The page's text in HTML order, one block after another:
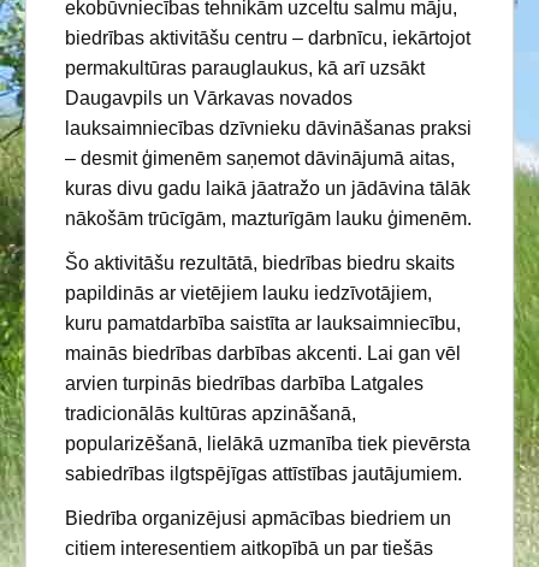
ekobūvniecības tehnikām uzceltu salmu māju,
biedrības aktivitāšu centru – darbnīcu, iekārtojot
permakultūras parauglaukus, kā arī uzsākt
Daugavpils un Vārkavas novados
lauksaimniecības dzīvnieku dāvināšanas praksi
– desmit ģimenēm saņemot dāvinājumā aitas,
kuras divu gadu laikā jāatražo un jādāvina tālāk
nākošām trūcīgām, mazturīgām lauku ģimenēm.
Šo aktivitāšu rezultātā, biedrības biedru skaits
papildinās ar vietējiem lauku iedzīvotājiem,
kuru pamatdarbība saistīta ar lauksaimniecību,
mainās biedrības darbības akcenti. Lai gan vēl
arvien turpinās biedrības darbība Latgales
tradicionālās kultūras apzināšanā,
popularizēšanā, lielākā uzmanība tiek pievērsta
sabiedrības ilgtspējīgas attīstības jautājumiem.
Biedrība organizējusi apmācības biedriem un
citiem interesentiem aitkopībā un par tiešās